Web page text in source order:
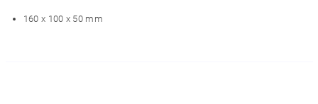
160 x 100 x 50 mm